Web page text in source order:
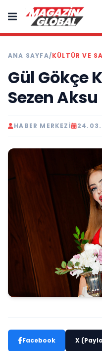
ANA SAYFA/KÜLTÜR VE
Gül Gökçe
Sezen
HABER MERKEZI
Facebook X